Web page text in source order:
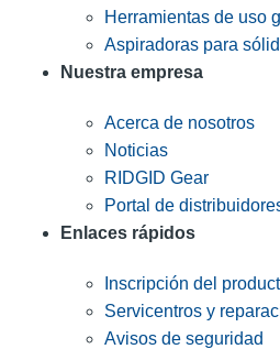
Herramientas de uso
Aspiradoras para
Nuestra empresa
Acerca de nosotros
Noticias
RIDGID Gear
Portal de
Enlaces rápidos
Inscripción del
Servicentros y
Avisos de seguridad